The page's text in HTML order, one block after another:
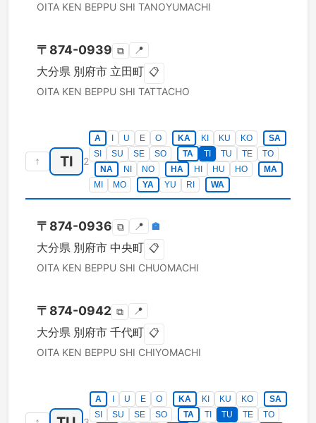
OITA KEN BEPPU SHI TANOYUMACHI
〒 874-0939 ⧉ 📍
大分県 別府市 立田町 📋
OITA KEN BEPPU SHI TATTACHO
↑ TI 2
A U E O KA KI KU KO
SA
SI
SU SE SO TA TI TU TE
TO
NA
NI NO HA HI HU HO
MA
MI
MO YA YU RI WA
〒 874-0936 ⧉ 📍 🏣
大分県 別府市 中央町 📋
OITA KEN BEPPU SHI CHUOMACHI
〒 874-0942 ⧉ 📍
大分県 別府市 千代町 📋
OITA KEN BEPPU SHI CHIYOMACHI
A U E O KA KI KU KO
SA
SI
SU SE SO TA TI TU TE TO